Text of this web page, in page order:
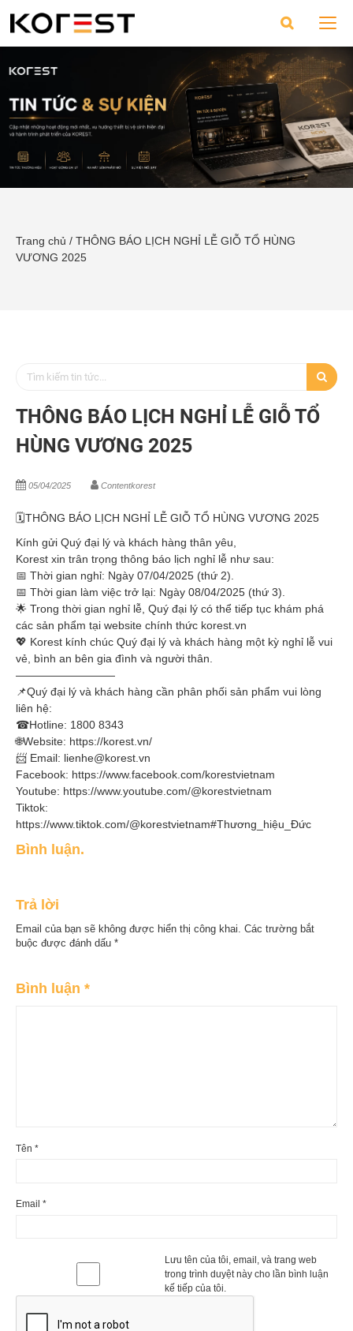
Trang chủ / THÔNG BÁO LỊCH NGHỈ LỄ GIỖ TỔ HÙNG
VƯƠNG 2025
THÔNG BÁO LỊCH NGHỈ LỄ GIỖ TỔ
HÙNG VƯƠNG 2025
05/04/2025 Contentkorest
🗓THÔNG BÁO LỊCH NGHỈ LỄ GIỖ TỔ HÙNG VƯƠNG 2025
Kính gửi Quý đại lý và khách hàng thân yêu,
Korest xin trân trọng thông báo lịch nghỉ lễ như sau:
📅 Thời gian nghỉ: Ngày 07/04/2025 (thứ 2).
📅 Thời gian làm việc trở lại: Ngày 08/04/2025 (thứ 3).
🌟 Trong thời gian nghỉ lễ, Quý đại lý có thể tiếp tục khám phá
các sản phẩm tại website chính thức korest.vn
💖 Korest kính chúc Quý đại lý và khách hàng một kỳ nghỉ lễ vui
vẻ, bình an bên gia đình và người thân.
—————————
📌Quý đại lý và khách hàng cần phân phối sản phẩm vui lòng
liên hệ:
☎Hotline: 1800 8343
🌐Website: https://korest.vn/
📨 Email: lienhe@korest.vn
Facebook: https://www.facebook.com/korestvietnam
Youtube: https://www.youtube.com/@korestvietnam
Tiktok:
https://www.tiktok.com/@korestvietnam#Thương_hiệu_Đức
Bình luận.
Trả lời
Email của bạn sẽ không được hiển thị công khai. Các trường bắt
buộc được đánh dấu *
Bình luận *
Tên *
Email *
Lưu tên của tôi, email, và trang web
trong trình duyệt này cho lần bình luận
kế tiếp của tôi.